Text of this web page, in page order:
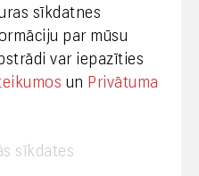
sīkdatnes
par mūsu
var iepazīties
un Privātuma
sīkdates
un televīzijas centrs,